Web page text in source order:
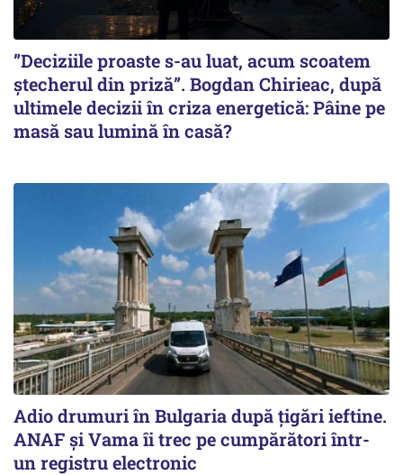
”Deciziile proaste s-au luat, acum scoatem
ștecherul din priză”. Bogdan Chirieac, după
ultimele decizii în criza energetică: Pâine pe
masă sau lumină în casă?
Adio drumuri în Bulgaria după țigări ieftine.
ANAF și Vama îi trec pe cumpărători într-
un registru electronic